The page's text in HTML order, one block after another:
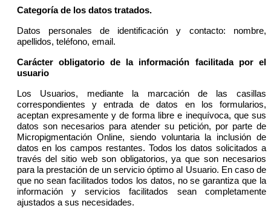
Categoría de los datos tratados.
Datos personales de identificación y contacto: nombre,
apellidos, teléfono, email.
Carácter obligatorio de la información facilitada por el
usuario
Los Usuarios, mediante la marcación de las casillas
correspondientes y entrada de datos en los formularios,
aceptan expresamente y de forma libre e inequívoca, que sus
datos son necesarios para atender su petición, por parte de
Micropigmentación Online, siendo voluntaria la inclusión de
datos en los campos restantes. Todos los datos solicitados a
través del sitio web son obligatorios, ya que son necesarios
para la prestación de un servicio óptimo al Usuario. En caso de
que no sean facilitados todos los datos, no se garantiza que la
información y servicios facilitados sean completamente
ajustados a sus necesidades.